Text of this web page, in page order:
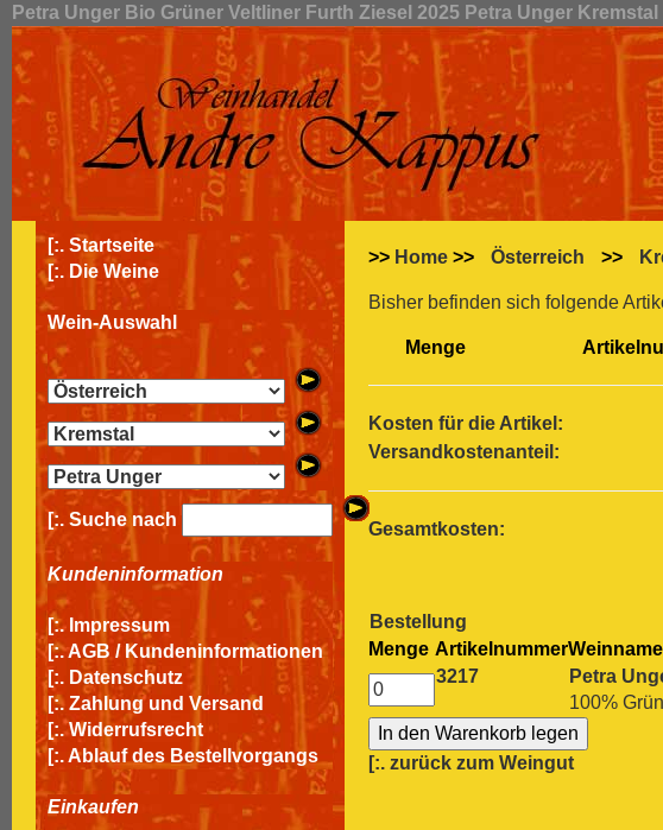
Petra Unger Bio Grüner Veltliner Furth Ziesel 2025 Petra Unger
[:. Startseite
[:. Die Weine
Wein-Auswahl
[:. Suche nach
Kundeninformation
[:. Impressum
[:.AGB / Kundeninformationen
[:. Datenschutz
[:. Zahlung und Versand
[:. Widerrufsrecht
[:.Ablauf des Bestellvorgangs
Einkaufen
>> Home >> Österreich >>
Bisher befinden sich folgende
Menge
Kosten für die Artikel:
Versandkostenanteil:
Gesamtkosten:
Bestellung
Menge ArtikelnummerWeinname
3217
Petra
100%
[:. zurück zum Weingut